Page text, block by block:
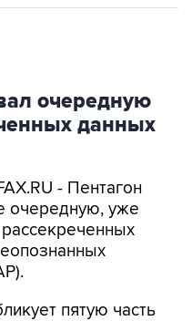
очередную
данных
- Пентагон
очередную, уже
пятую часть